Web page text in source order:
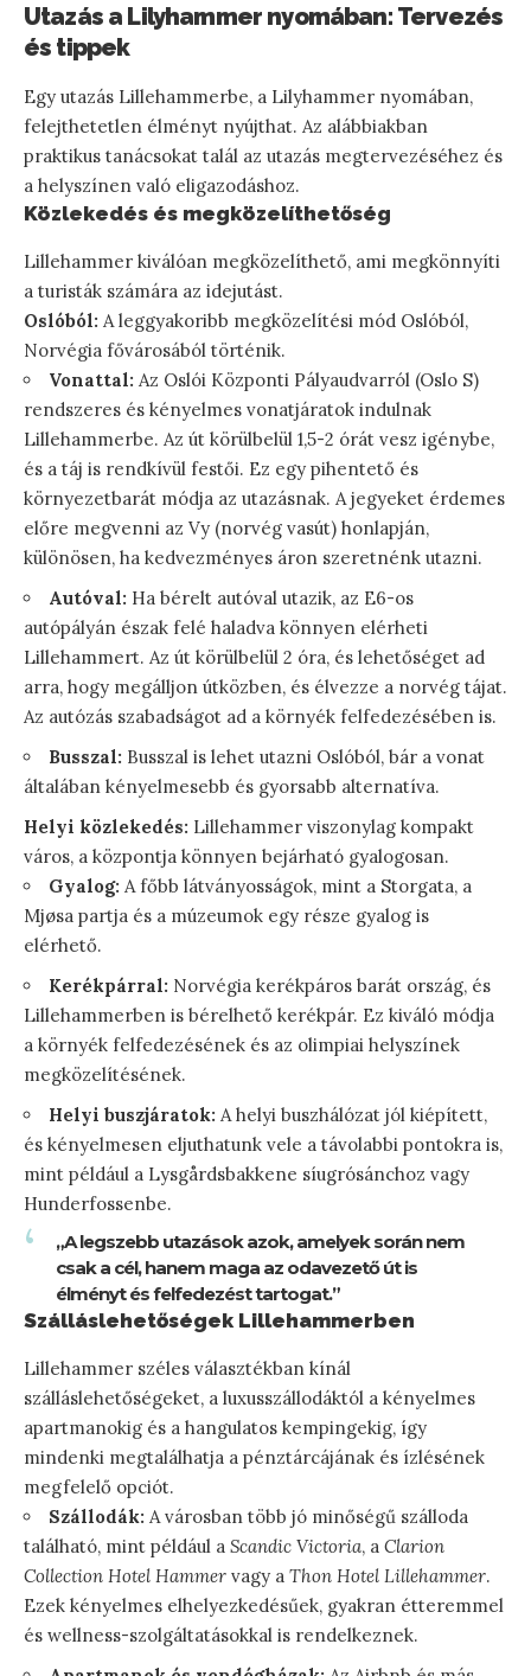
Utazás a Lilyhammer nyomában: Tervezés
és tippek
Egy utazás Lillehammerbe, a Lilyhammer nyomában,
felejthetetlen élményt nyújthat. Az alábbiakban
praktikus tanácsokat talál az utazás megtervezéséhez és
a helyszínen való eligazodáshoz.
Közlekedés és megközelíthetőség
Lillehammer kiválóan megközelíthető, ami megkönnyíti
a turisták számára az idejutást.
Oslóból: A leggyakoribb megközelítési mód Oslóból,
Norvégia fővárosából történik.
Vonattal: Az Oslói Központi Pályaudvarról (Oslo S)
rendszeres és kényelmes vonatjáratok indulnak
Lillehammerbe. Az út körülbelül 1,5-2 órát vesz igénybe,
és a táj is rendkívül festői. Ez egy pihentető és
környezetbarát módja az utazásnak. A jegyeket érdemes
előre megvenni az Vy (norvég vasút) honlapján,
különösen, ha kedvezményes áron szeretnénk utazni.
Autóval: Ha bérelt autóval utazik, az E6-os
autópályán észak felé haladva könnyen elérheti
Lillehammert. Az út körülbelül 2 óra, és lehetőséget ad
arra, hogy megálljon útközben, és élvezze a norvég tájat.
Az autózás szabadságot ad a környék felfedezésében is.
Busszal: Busszal is lehet utazni Oslóból, bár a vonat
általában kényelmesebb és gyorsabb alternatíva.
Helyi közlekedés: Lillehammer viszonylag kompakt
város, a központja könnyen bejárható gyalogosan.
Gyalog: A főbb látványosságok, mint a Storgata, a
Mjøsa partja és a múzeumok egy része gyalog is
elérhető.
Kerékpárral: Norvégia kerékpáros barát ország, és
Lillehammerben is bérelhető kerékpár. Ez kiváló módja
a környék felfedezésének és az olimpiai helyszínek
megközelítésének.
Helyi buszjáratok: A helyi buszhálózat jól kiépített,
és kényelmesen eljuthatunk vele a távolabbi pontokra is,
mint például a Lysgårdsbakkene síugrósánchoz vagy
Hunderfossenbe.
„A legszebb utazások azok, amelyek során nem
csak a cél, hanem maga az odavezető út is
élményt és felfedezést tartogat.”
Szálláslehetőségek Lillehammerben
Lillehammer széles választékban kínál
szálláslehetőségeket, a luxusszállodáktól a kényelmes
apartmanokig és a hangulatos kempingekig, így
mindenki megtalálhatja a pénztárcájának és ízlésének
megfelelő opciót.
Szállodák: A városban több jó minőségű szálloda
található, mint például a Scandic Victoria, a Clarion
Collection Hotel Hammer vagy a Thon Hotel Lillehammer.
Ezek kényelmes elhelyezkedésűek, gyakran étteremmel
és wellness-szolgáltatásokkal is rendelkeznek.